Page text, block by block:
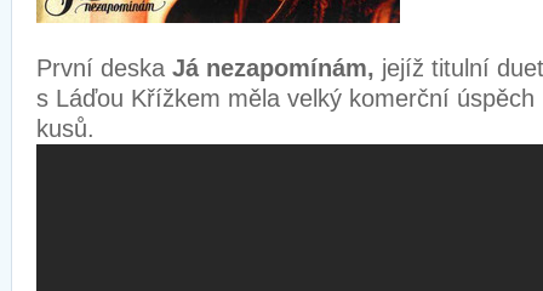
První deska Já nezapomínám, jejíž titulní
s Láďou Křížkem měla velký komerční
kusů.